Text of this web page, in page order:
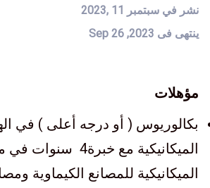
نشر في سبتمبر 11 ,2023
ينتهى فى Sep 26 ,2023
مؤهلات
بكالوريوس ( أو درجه أعلى ) في
الميكانيكية مع
الميكانيكية للمصانع الكيماوية